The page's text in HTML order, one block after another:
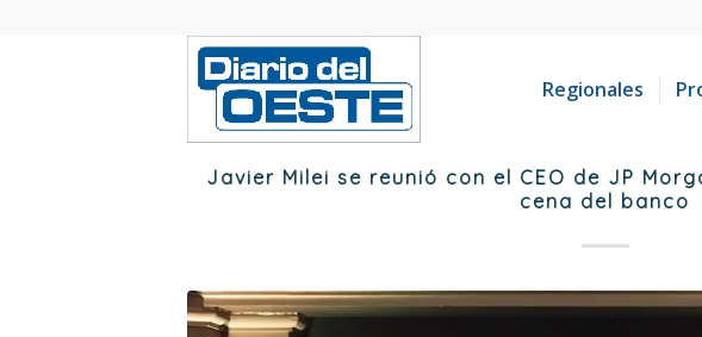
Regionales
Javier Milei se reunió con el CEO de JP
cena del banco